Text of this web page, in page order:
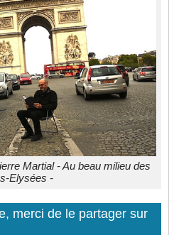
Martial - Au beau milieu des
Elysées -
merci de le partager sur